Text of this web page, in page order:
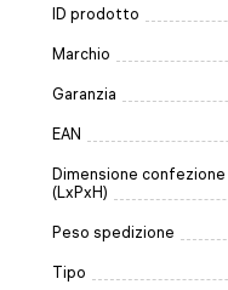
ID prodotto
Marchio
Garanzia
EAN
Dimensione confezione
(LxPxH)
Peso spedizione
Tipo